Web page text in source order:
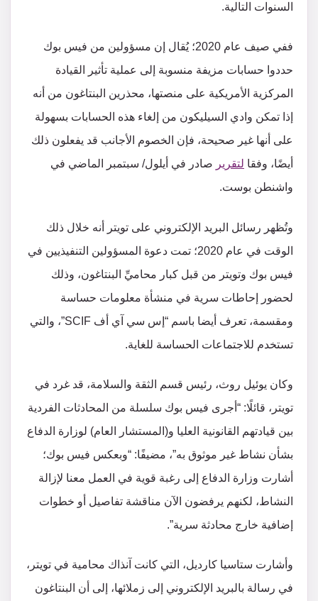
السنوات التالية.
ففي صيف عام 2020؛ يُقال إن مسؤولين من فيس بوك
حددوا حسابات مزيفة منسوبة إلى عملية تأثير القيادة
المركزية الأمريكية على منصتها، محذرين البنتاغون من أنه
إذا تمكن وادي السيليكون من إلغاء هذه الحسابات بسهولة
على أنها غير صحيحة، فإن الخصوم الأجانب قد يفعلون ذلك
أيضًا، وفقا لتقرير صادر في أيلول/ سبتمبر الماضي في
واشنطن بوست.
وتُظهر رسائل البريد الإلكتروني على تويتر أنه خلال ذلك
الوقت في عام 2020؛ تمت دعوة المسؤولين التنفيذيين في
فيس بوك وتويتر من قبل كبار محاميِّ البنتاغون، وذلك
لحضور إحاطات سرية في منشأة معلومات حساسة
ومقسمة، تعرف أيضا باسم “إس سي آي أف SCIF”، والتي
تستخدم للاجتماعات الحساسة للغاية.
وكان يوئيل روث، رئيس قسم الثقة والسلامة، قد غرد في
تويتر، قائلًا: “أجرى فيس بوك سلسلة من المحادثات الفردية
بين قيادتهم القانونية العليا و(المستشار العام) لوزارة الدفاع
بشأن نشاط غير موثوق به”، مضيفًا: “وبعكس فيس بوك؛
أشارت وزارة الدفاع إلى رغبة قوية في العمل معنا لإزالة
النشاط، لكنهم يرفضون الآن مناقشة تفاصيل أو خطوات
إضافية خارج محادثة سرية”.
وأشارت ستاسيا كارديل، التي كانت آنذاك محامية في تويتر،
في رسالة بالبريد الإلكتروني إلى زملائها، إلى أن البنتاغون